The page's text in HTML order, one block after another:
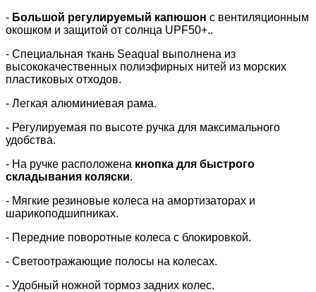
- Большой регулируемый капюшон с вентиляционным
окошком и защитой от солнца UPF50+..
- Специальная ткань Seaqual выполнена из
высококачественных полиэфирных нитей из морских
пластиковых отходов.
- Легкая алюминиевая рама.
- Регулируемая по высоте ручка для максимального
удобства.
- На ручке расположена кнопка для быстрого
складывания коляски.
- Мягкие резиновые колеса на амортизаторах и
шарикоподшипниках.
- Передние поворотные колеса с блокировкой.
- Светоотражающие полосы на колесах.
- Удобный ножной тормоз задних колес.